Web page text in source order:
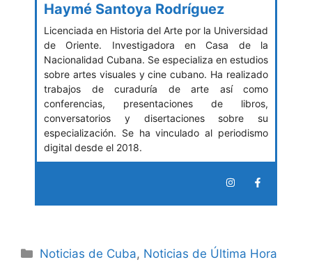
Haymé Santoya Rodríguez
Licenciada en Historia del Arte por la Universidad
de Oriente. Investigadora en Casa de la
Nacionalidad Cubana. Se especializa en estudios
sobre artes visuales y cine cubano. Ha realizado
trabajos de curaduría de arte así como
conferencias, presentaciones de libros,
conversatorios y disertaciones sobre su
especialización. Se ha vinculado al periodismo
digital desde el 2018.
Categories
Noticias de Cuba, Noticias de Última Hora